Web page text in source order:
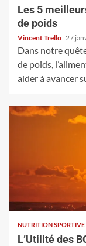
Les 5
de poids
Vincent Trello 27
Dans notre
de poids,
aider à avancer
NUTRITION SPORTIVE
L’Utilité des